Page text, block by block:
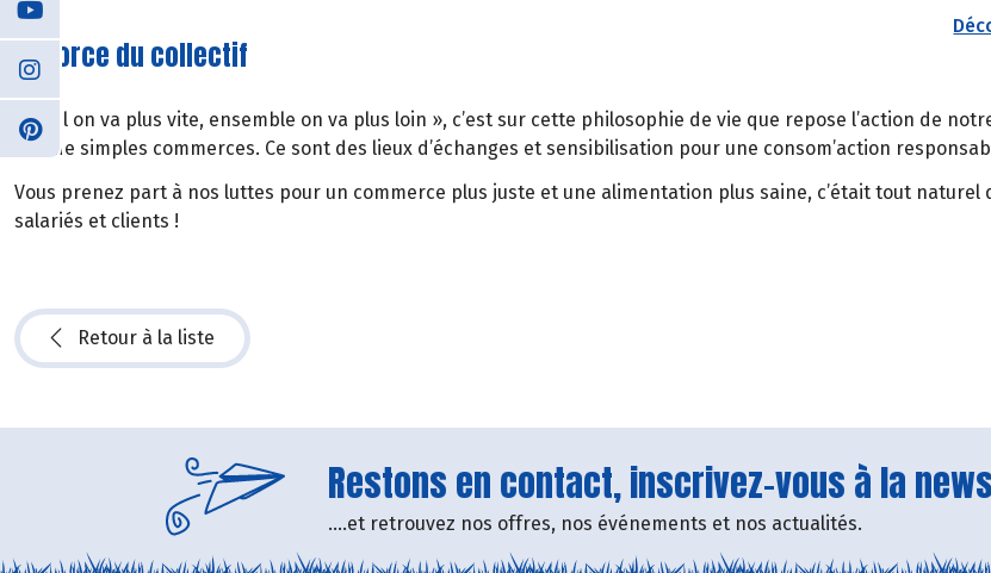
La force du collectif
« Seul on va plus vite, ensemble on va plus loin », c’est sur cette philosophie de vie que repose l’action de
que de simples commerces. Ce sont des lieux d’échanges et sensibilisation pour une consom’action
Vous prenez part à nos luttes pour un commerce plus juste et une alimentation plus saine, c’était tout
salariés et clients !
Retour à la liste
Restons en contact, inscrivez-vous à la
....et retrouvez nos offres, nos événements et nos actualités.